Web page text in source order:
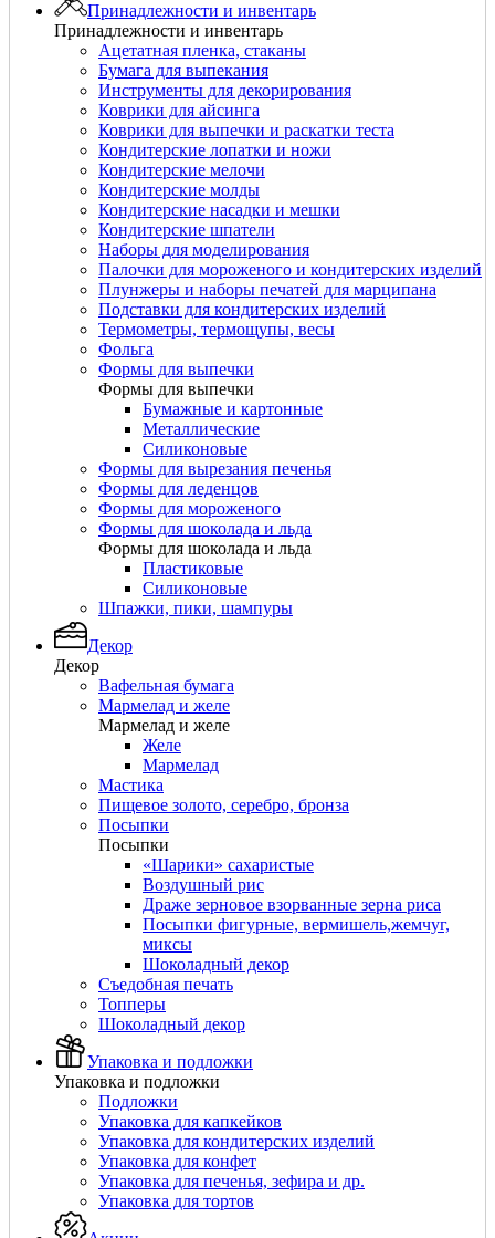
Принадлежности и инвентарь
Принадлежности и инвентарь
Ацетатная пленка, стаканы
Бумага для выпекания
Инструменты для декорирования
Коврики для айсинга
Коврики для выпечки и раскатки теста
Кондитерские лопатки и ножи
Кондитерские мелочи
Кондитерские молды
Кондитерские насадки и мешки
Кондитерские шпатели
Наборы для моделирования
Палочки для мороженого и кондитерских изделий
Плунжеры и наборы печатей для марципана
Подставки для кондитерских изделий
Термометры, термощупы, весы
Фольга
Формы для выпечки
Формы для выпечки
Бумажные и картонные
Металлические
Силиконовые
Формы для вырезания печенья
Формы для леденцов
Формы для мороженого
Формы для шоколада и льда
Формы для шоколада и льда
Пластиковые
Силиконовые
Шпажки, пики, шампуры
Декор
Декор
Вафельная бумага
Мармелад и желе
Мармелад и желе
Желе
Мармелад
Мастика
Пищевое золото, серебро, бронза
Посыпки
Посыпки
«Шарики» сахаристые
Воздушный рис
Драже зерновое взорванные зерна риса
Посыпки фигурные, вермишель,жемчуг,
миксы
Шоколадный декор
Съедобная печать
Топперы
Шоколадный декор
Упаковка и подложки
Упаковка и подложки
Подложки
Упаковка для капкейков
Упаковка для кондитерских изделий
Упаковка для конфет
Упаковка для печенья, зефира и др.
Упаковка для тортов